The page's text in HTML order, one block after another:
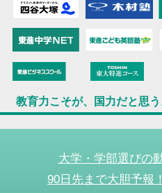
教育力こそが、国力だと思う
大学・学部選びの
90日先まで大胆予報